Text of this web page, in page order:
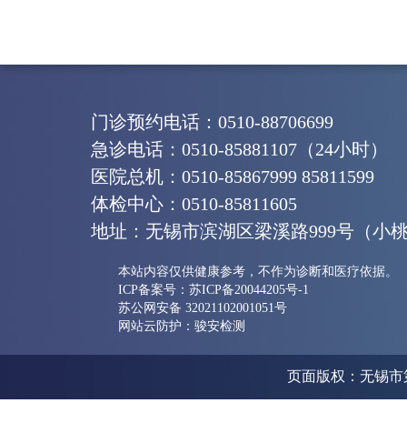
门诊预约电话：0510-88706699
急诊电话：0510-85881107（24小时）
医院总机：0510-85867999 85811599
体检中心：0510-85811605
地址：无锡市滨湖区梁溪路999号（小
本站内容仅供健康参考，不作为诊断和医疗依据。
ICP备案号：苏ICP备20044205号-1
苏公网安备 32021102001051号
网站云防护：骏安检测
页面版权：无锡